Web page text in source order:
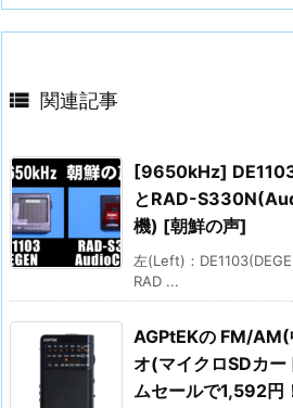
 関連記事
[9650kHz]
とRAD-
機) [朝鮮の声]
左(Left)：
RAD ...
AGPtEKの FM/
オ(マイクロSDカ
ムセールで1,592円